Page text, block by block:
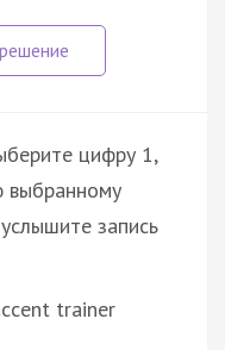
цифру 1,
выбранному
запись
trainer